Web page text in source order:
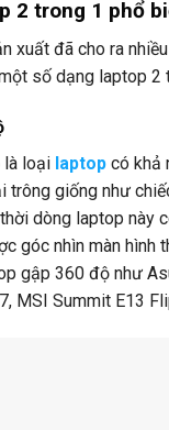
2 trong 1 phổ
xuất đã cho ra
số dạng laptop 2
là loại laptop có khả
trông giống như
dòng laptop này
góc nhìn màn hình
gập 360 độ như
MSI Summit E13